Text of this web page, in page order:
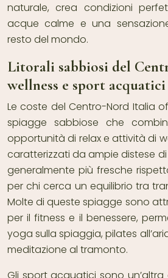
naturale, crea condizioni
acque calme e una
resto del mondo.
Litorali sabbiosi del
wellness e sport acquatici
Le coste del Centro-Nord Italia
spiagge sabbiose che
opportunità di relax e attività di
caratterizzati da ampie distese
generalmente più fresche
per chi cerca un equilibrio tra
Molte di queste spiagge sono
per il fitness e il benessere,
yoga sulla spiaggia, pilates
meditazione al tramonto.